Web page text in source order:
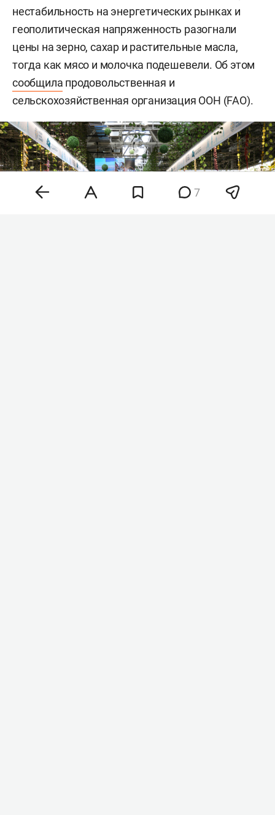
нестабильность на энергетических рынках и
геополитическая напряженность разогнали
цены на зерно, сахар и растительные масла,
тогда как мясо и молочка подешевели. Об этом
сообщила продовольственная и
сельскохозяйственная организация ООН (FAO).
7